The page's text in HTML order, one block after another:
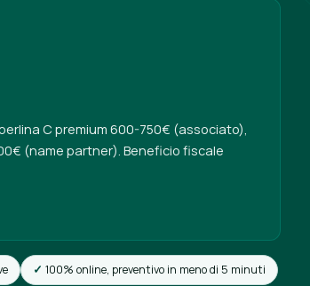
C premium 600-750€ (associato),
(name partner). Beneficio fiscale
100% online, preventivo in meno di 5 minuti